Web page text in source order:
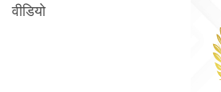
वीडियो